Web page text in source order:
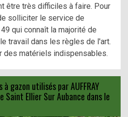
être très difficiles à faire. Pour
solliciter le service de
qui connaît la majorité de
travail dans les règles de l'art.
des matériels indispensables.
gazon utilisés par AUFFRAY
Saint Ellier Sur Aubance dans le